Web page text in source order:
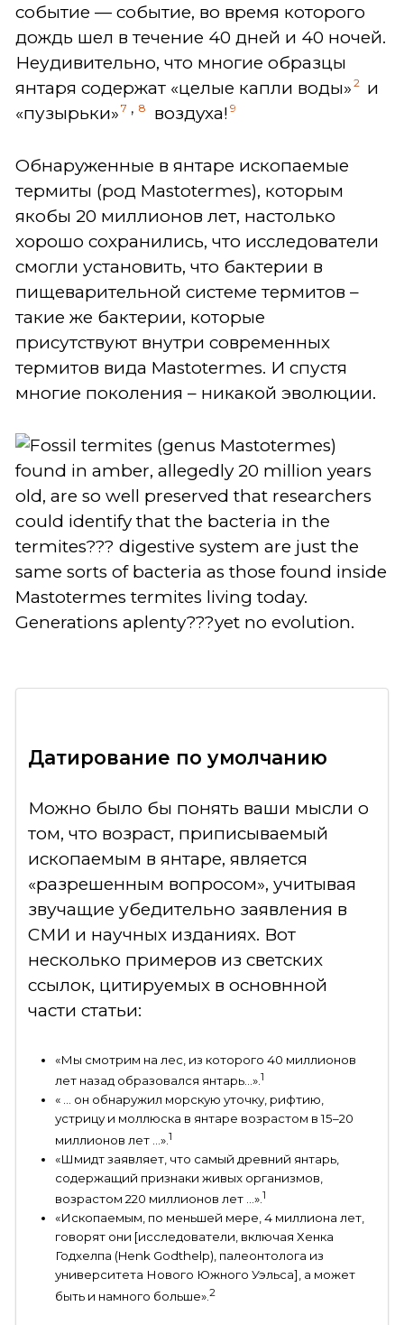
событие — событие, во время которого
дождь шел в течение 40 дней и 40 ночей.
Неудивительно, что многие образцы
янтаря содержат «целые капли воды» 2 и
«пузырьки» 7 , 8 воздуха! 9
Обнаруженные в янтаре ископаемые
термиты (род Mastotermes), которым
якобы 20 миллионов лет, настолько
хорошо сохранились, что исследователи
смогли установить, что бактерии в
пищеварительной системе термитов –
такие же бактерии, которые
присутствуют внутри современных
термитов вида Mastotermes. И спустя
многие поколения – никакой эволюции.
Датирование по умолчанию
Можно было бы понять ваши мысли о
том, что возраст, приписываемый
ископаемым в янтаре, является
«разрешенным вопросом», учитывая
звучащие убедительно заявления в
СМИ и научных изданиях. Вот
несколько примеров из светских
ссылок, цитируемых в основнной
части статьи:
«Мы смотрим на лес, из которого 40 миллионов
лет назад образовался янтарь…».1
« … он обнаружил морскую уточку, рифтию,
устрицу и моллюска в янтаре возрастом в 15–20
миллионов лет …». 1
«Шмидт заявляет, что самый древний янтарь,
содержащий признаки живых организмов,
возрастом 220 миллионов лет …».1
«Ископаемым, по меньшей мере, 4 миллиона лет,
говорят они [исследователи, включая Хенка
Годхелпа (Henk Godthelp), палеонтолога из
университета Нового Южного Уэльса], а может
быть и намного больше».2